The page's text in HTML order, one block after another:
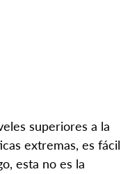
superiores a la
extremas, es fácil
esta no es la